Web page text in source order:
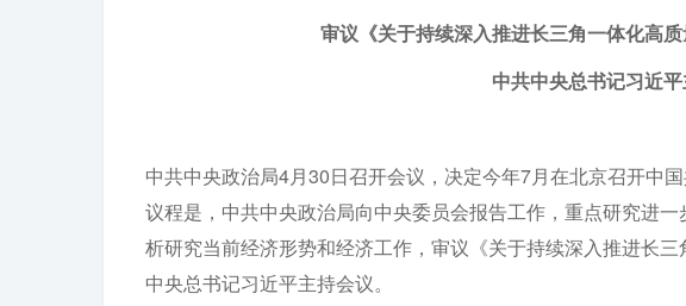
审议《关于持续深入推进长三角一体化高
中共中央总书记习近
中共中央政治局4月30日召开会议，决定今年7月在北京召开中
议程是，中共中央政治局向中央委员会报告工作，重点研究进
析研究当前经济形势和经济工作，审议《关于持续深入推进长
中央总书记习近平主持会议。